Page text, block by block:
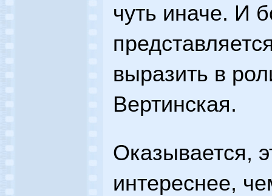
чуть иначе. И
выразить в
Вертинская.
Оказывается,
интереснее,